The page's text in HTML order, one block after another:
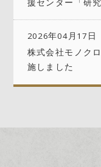
援センター「研
2026年04月17日
株式会社モノク
施しました